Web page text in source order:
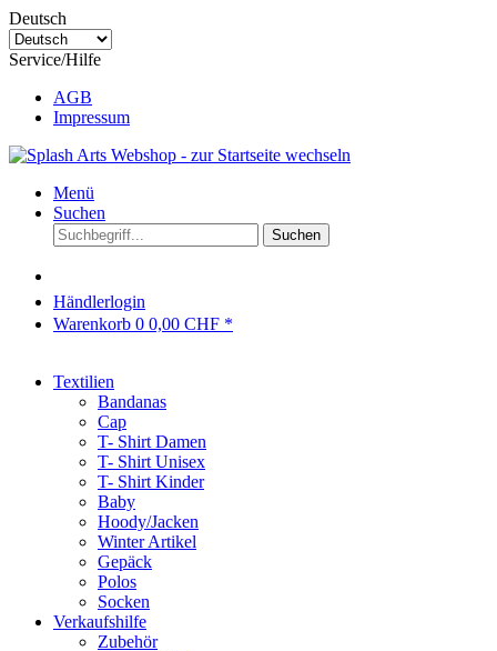
Deutsch
Service/Hilfe
AGB
Impressum
Menü
Suchen
Suchen
Händlerlogin
Warenkorb 0 0,00 CHF *
Textilien
Bandanas
Cap
T- Shirt Damen
T- Shirt Unisex
T- Shirt Kinder
Baby
Hoody/Jacken
Winter Artikel
Gepäck
Polos
Socken
Verkaufshilfe
Zubehör